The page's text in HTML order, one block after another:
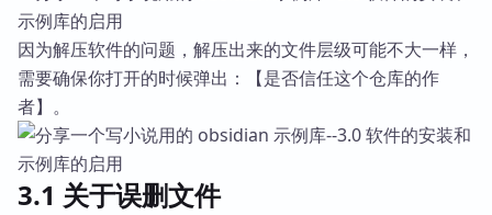
因为解压软件的问题，解压出来的文件层级可能不大一样，
需要确保你打开的时候弹出：【是否信任这个仓库的作
者】。
3.1 关于误删文件